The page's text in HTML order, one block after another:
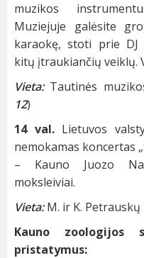
muzikos
Muziejuje galėsite
karaokę, stoti prie
kitų įtraukiančių veiklų.
Vieta:Tautinės
12)
14 val.Lietuvos
nemokamas koncertas
– Kauno Juozo
moksleiviai.
Vieta:M. ir K. Petrauskų
Kauno zoologijos
pristatymus: